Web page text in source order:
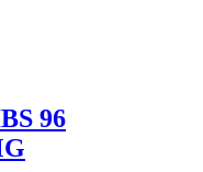
96